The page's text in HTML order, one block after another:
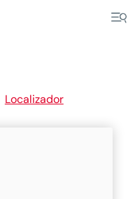
Localizador